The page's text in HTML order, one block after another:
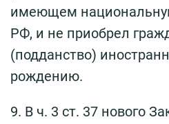
имеющем
РФ, и не приобрел
(подданство)
рождению.
9. В ч. 3 ст. 37 нового